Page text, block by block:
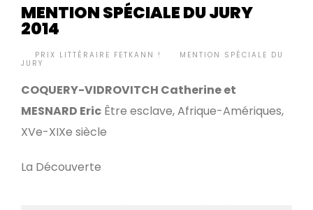
MENTION SPÉCIALE DU JURY
2014
PRIX LITTÉRAIRE FETKANN !
MENTION SPÉCIALE DU
JURY
COQUERY-VIDROVITCH Catherine et
MESNARD Eric Être esclave, Afrique-Amériques,
XVe-XIXe siècle
La Découverte